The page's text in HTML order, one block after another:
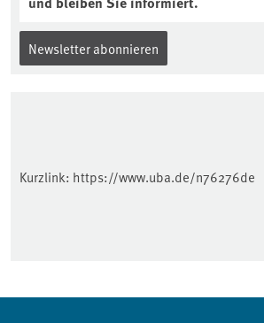
Newsletter abonnieren
Kurzlink: https://www.uba.de/n76276de